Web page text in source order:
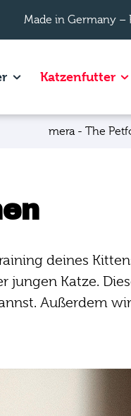
Made in Germany –
Show subpages of
Katzenfutter
mera - The
deines
jungen Katze.
Außerdem